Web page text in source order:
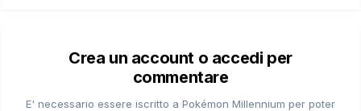
Crea un account o accedi per
commentare
E' necessario essere iscritto a Pokémon Millennium per poter